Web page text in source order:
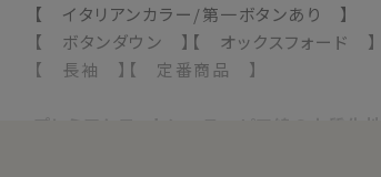
【 イタリアンカラー/第一ボタンあり 】
【 ボタンダウン 】【 オックスフォード 】
【 長袖 】【 定番商品 】